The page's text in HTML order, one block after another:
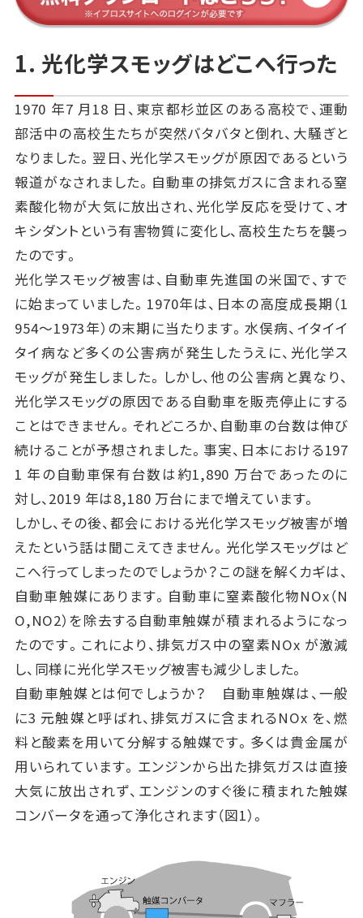
1. 光化学スモッグはどこへ行った
1970 年7 月18 日、東京都杉並区のある高校で、運動
部活中の高校生たちが突然バタバタと倒れ、大騒ぎと
なりました。翌日、光化学スモッグが原因であるという
報道がなされました。自動車の排気ガスに含まれる窒
素酸化物が大気に放出され、光化学反応を受けて、オ
キシダントという有害物質に変化し、高校生たちを襲っ
たのです。
光化学スモッグ被害は、自動車先進国の米国で、すで
に始まっていました。1970年は、日本の高度成長期（1
954～1973年）の末期に当たります。水俣病、イタイイ
タイ病など多くの公害病が発生したうえに、光化学ス
モッグが発生しました。しかし、他の公害病と異なり、
光化学スモッグの原因である自動車を販売停止にする
ことはできません。それどころか、自動車の台数は伸び
続けることが予想されました。事実、日本における197
1 年の自動車保有台数は約1,890 万台であったのに
対し、2019 年は8,180 万台にまで増えています。
しかし、その後、都会における光化学スモッグ被害が増
えたという話は聞こえてきません。光化学スモッグはど
こへ行ってしまったのでしょうか？この謎を解くカギは、
自動車触媒にあります。自動車に窒素酸化物NOx（N
O,NO2）を除去する自動車触媒が積まれるようになっ
たのです。これにより、排気ガス中の窒素NOx が激減
し、同様に光化学スモッグ被害も減少しました。
自動車触媒とは何でしょうか？ 自動車触媒は、一般
に3 元触媒と呼ばれ、排気ガスに含まれるNOx を、燃
料と酸素を用いて分解する触媒です。多くは貴金属が
用いられています。エンジンから出た排気ガスは直接
大気に放出されず、エンジンのすぐ後に積まれた触媒
コンバータを通って浄化されます（図1）。